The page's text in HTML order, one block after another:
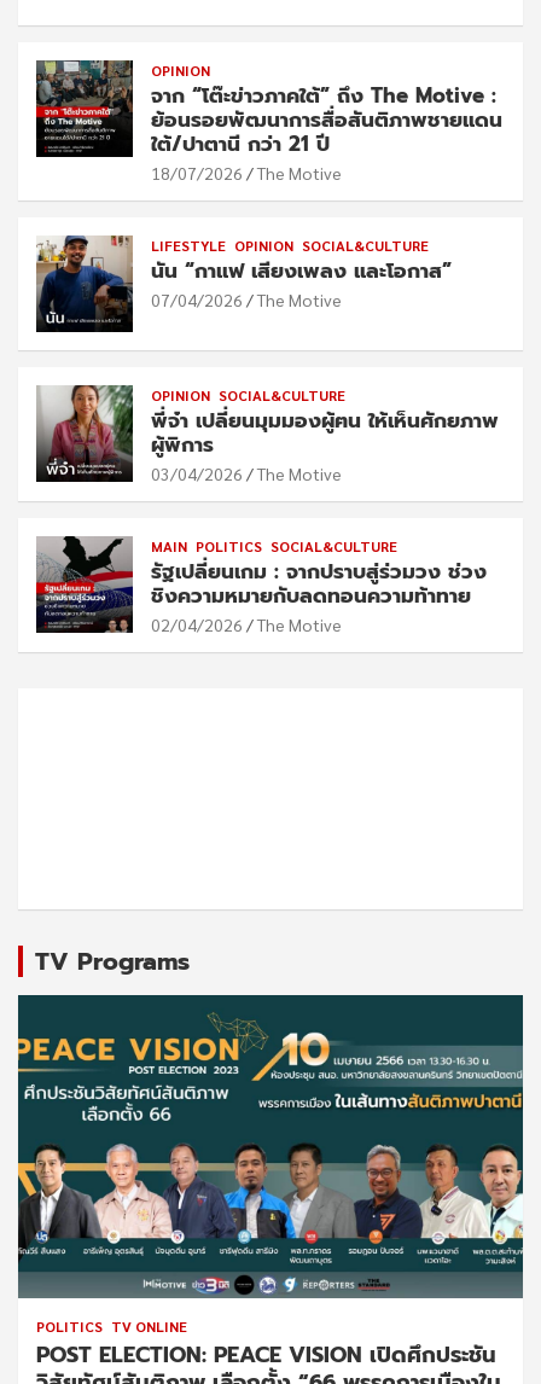
OPINION
จาก “โต๊ะข่าวภาคใต้” ถึง The Motive :
ย้อนรอยพัฒนาการสื่อสันติภาพชายแดน
ใต้/ปาตานี กว่า 21 ปี
18/07/2026 The Motive
LIFESTYLE OPINION SOCIAL&CULTURE
นัน “กาแฟ เสียงเพลง และโอกาส”
07/04/2026 The Motive
OPINION SOCIAL&CULTURE
พี่จ๋า เปลี่ยนมุมมองผู้ฅน ให้เห็นศักยภาพ
ผู้พิการ
03/04/2026 The Motive
MAIN POLITICS SOCIAL&CULTURE
รัฐเปลี่ยนเกม : จากปราบสู่ร่วมวง ช่วง
ชิงความหมายกับลดทอนความท้าทาย
02/04/2026 The Motive
TV Programs
POLITICS TV ONLINE
POST ELECTION: PEACE VISION เปิดศึกประชัน